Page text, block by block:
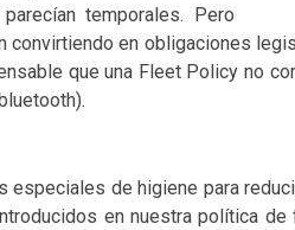
temporales. Pero
convirtiendo en obligaciones
que una Fleet Policy no
especiales de higiene para
en nuestra política